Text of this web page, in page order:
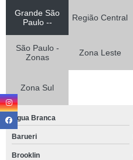
Grande São
Paulo --
Região Central
São Paulo -
Zonas
Zona Leste
Zona Sul
Agua Branca
Barueri
Brooklin